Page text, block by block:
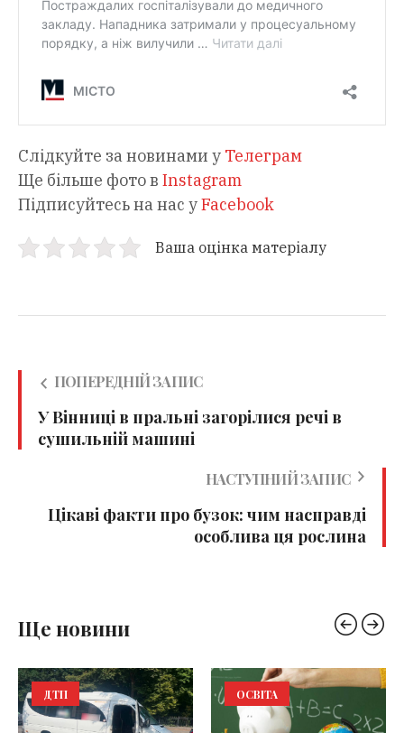
Слідкуйте за новинами у Телеграм
Ще більше фото в Instagram
Підписуйтесь на нас уFacebook
Ваша оцінка матеріалу
ПОПЕРЕДНІЙ ЗАПИС
У Вінниці в пральні загорілися речі в
сушильній машині
НАСТУПНИЙ ЗАПИС
Цікаві факти про бузок: чим насправді
особлива ця рослина
Ще новини
ДТП ОСВІТА